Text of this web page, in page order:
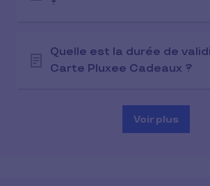
Quelle est la durée de
Carte Pluxee Cadeaux ?
Voir plus